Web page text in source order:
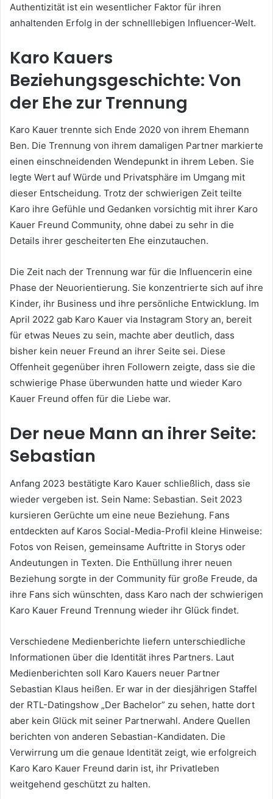
Authentizität ist ein wesentlicher Faktor für ihren
anhaltenden Erfolg in der schnelllebigen Influencer-Welt.
Karo Kauers
Beziehungsgeschichte: Von
der Ehe zur Trennung
Karo Kauer trennte sich Ende 2020 von ihrem Ehemann
Ben. Die Trennung von ihrem damaligen Partner markierte
einen einschneidenden Wendepunkt in ihrem Leben. Sie
legte Wert auf Würde und Privatsphäre im Umgang mit
dieser Entscheidung. Trotz der schwierigen Zeit teilte
Karo ihre Gefühle und Gedanken vorsichtig mit ihrer Karo
Kauer Freund Community, ohne dabei zu sehr in die
Details ihrer gescheiterten Ehe einzutauchen.
Die Zeit nach der Trennung war für die Influencerin eine
Phase der Neuorientierung. Sie konzentrierte sich auf ihre
Kinder, ihr Business und ihre persönliche Entwicklung. Im
April 2022 gab Karo Kauer via Instagram Story an, bereit
für etwas Neues zu sein, machte aber deutlich, dass
bisher kein neuer Freund an ihrer Seite sei. Diese
Offenheit gegenüber ihren Followern zeigte, dass sie die
schwierige Phase überwunden hatte und wieder Karo
Kauer Freund offen für die Liebe war.
Der neue Mann an ihrer Seite:
Sebastian
Anfang 2023 bestätigte Karo Kauer schließlich, dass sie
wieder vergeben ist. Sein Name: Sebastian. Seit 2023
kursieren Gerüchte um eine neue Beziehung. Fans
entdeckten auf Karos Social-Media-Profil kleine Hinweise:
Fotos von Reisen, gemeinsame Auftritte in Storys oder
Andeutungen in Texten. Die Enthüllung ihrer neuen
Beziehung sorgte in der Community für große Freude, da
ihre Fans sich wünschten, dass Karo nach der schwierigen
Karo Kauer Freund Trennung wieder ihr Glück findet.
Verschiedene Medienberichte liefern unterschiedliche
Informationen über die Identität ihres Partners. Laut
Medienberichten soll Karo Kauers neuer Partner
Sebastian Klaus heißen. Er war in der diesjährigen Staffel
der RTL-Datingshow „Der Bachelor” zu sehen, hatte dort
aber kein Glück mit seiner Partnerwahl. Andere Quellen
berichten von anderen Sebastian-Kandidaten. Die
Verwirrung um die genaue Identität zeigt, wie erfolgreich
Karo Karo Kauer Freund darin ist, ihr Privatleben
weitgehend geschützt zu halten.